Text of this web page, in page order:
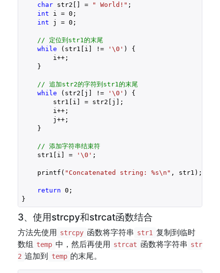
char str2[] = " World!" ;
int i = 0 ;
int j = 0 ;
// 定位到str1的末尾
while (str1[i] != '\0' ) {
        i++;
    }
// 追加str2的字符到str1的末尾
while (str2[j] != '\0' ) {
        str1[i] = str2[j];
        i++;
        j++;
    }
// 添加字符串结束符
    str1[i] =
'\0' ;
    printf(
"Concatenated string: %s\n" , str1);
return 0 ;
}
3、使用strcpy和strcat函数结合
方法先使用 strcpy 函数将字符串 str1 复制到临时
数组 temp 中，然后再使用 strcat 函数将字符串 str
2 追加到 temp 的末尾。